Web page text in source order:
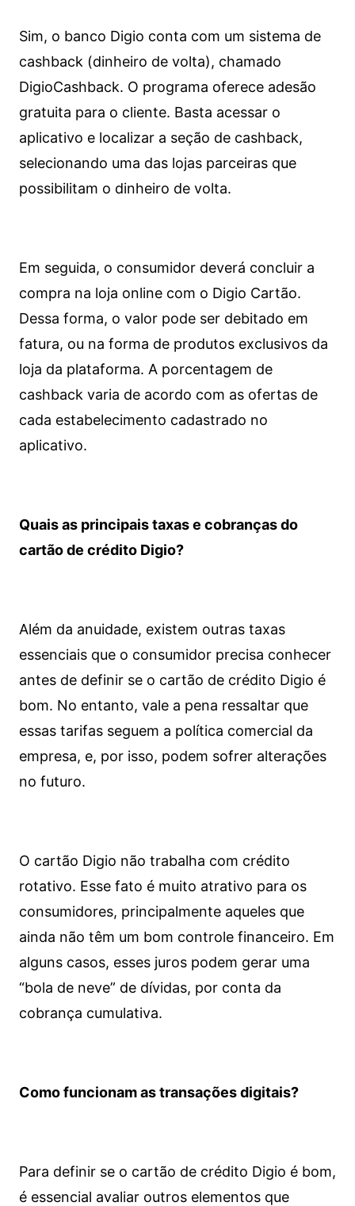
Sim, o banco Digio conta com um sistema de
cashback (dinheiro de volta), chamado
DigioCashback. O programa oferece adesão
gratuita para o cliente. Basta acessar o
aplicativo e localizar a seção de cashback,
selecionando uma das lojas parceiras que
possibilitam o dinheiro de volta.
Em seguida, o consumidor deverá concluir a
compra na loja online com o Digio Cartão.
Dessa forma, o valor pode ser debitado em
fatura, ou na forma de produtos exclusivos da
loja da plataforma. A porcentagem de
cashback varia de acordo com as ofertas de
cada estabelecimento cadastrado no
aplicativo.
Quais as principais taxas e cobranças do
cartão de crédito Digio?
Além da anuidade, existem outras taxas
essenciais que o consumidor precisa conhecer
antes de definir se o cartão de crédito Digio é
bom. No entanto, vale a pena ressaltar que
essas tarifas seguem a política comercial da
empresa, e, por isso, podem sofrer alterações
no futuro.
O cartão Digio não trabalha com crédito
rotativo. Esse fato é muito atrativo para os
consumidores, principalmente aqueles que
ainda não têm um bom controle financeiro. Em
alguns casos, esses juros podem gerar uma
“bola de neve” de dívidas, por conta da
cobrança cumulativa.
Como funcionam as transações digitais?
Para definir se o cartão de crédito Digio é bom,
é essencial avaliar outros elementos que